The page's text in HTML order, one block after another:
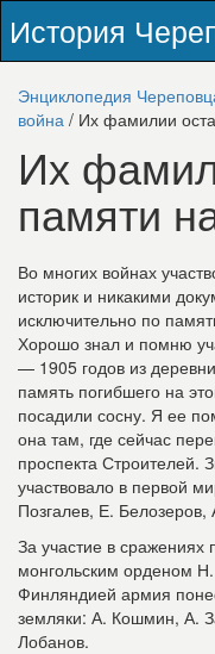
История
Энциклопедия
война / Их фамилии
Их
памяти
Во многих войнах
историк и никакими
исключительно по
Хорошо знал и помню
— 1905 годов из
память погибшего на
посадили сосну. Я ее
она там, где сейчас
проспекта Строителей.
участвовало в первой
Позгалев, Е.
За участие в
монгольским орденом
Финляндией армия
земляки: А. Кошмин, А.
Лобанов.